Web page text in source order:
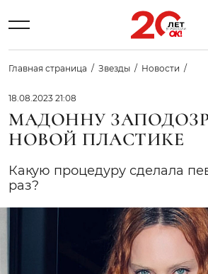
Главная страница Звезды Новости
18.08.2023 21:08
МАДОННУ
НОВОЙ ПЛАСТИКЕ
Какую процедуру сделала
раз?